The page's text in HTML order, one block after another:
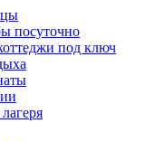
посуточно
под ключ